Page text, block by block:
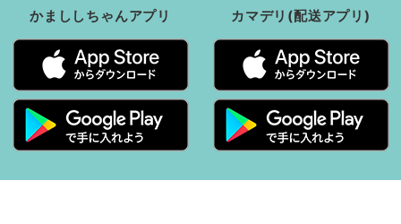
かまししちゃんアプリ カマデリ(配送アプリ)